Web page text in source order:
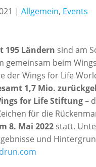
|Allgemein, Events
195 Ländern sind am
gemeinsam beim
der Wings for Life
1,7 Mio.
for Life Stiftung–
für die
8. Mai 2022 statt.
und